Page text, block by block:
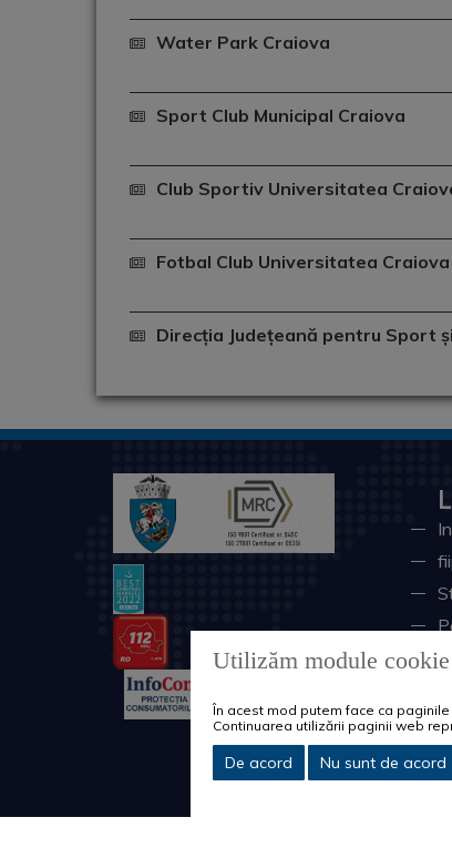
Water Park Craiova
Sport Club Municipal Craiova
Club Sportiv Universitatea
Fotbal Club Universitatea
Direcția Județeană pentru Sport
Utilizăm module cookie
În acest mod putem face ca
Continuarea utilizării paginii web
De acord Nu sunt de acord